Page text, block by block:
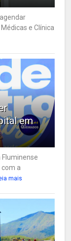
e Clínica
em
Fluminense
a
mais